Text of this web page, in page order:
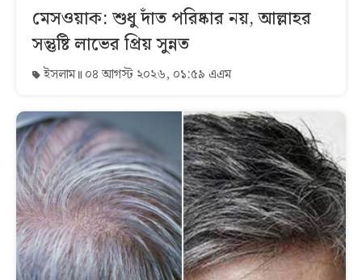
মেসওয়াক: শুধু দাঁত পরিষ্কার নয়, আল্লাহর
সন্তুষ্টি লাভের প্রিয় সুন্নত
ইসলাম ০৪ আগস্ট ২০২৬, ০১:৫৯ এএম